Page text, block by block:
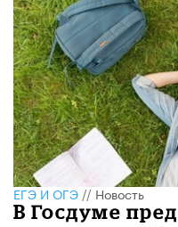
ЕГЭ И ОГЭ //Новость
В Госдуме